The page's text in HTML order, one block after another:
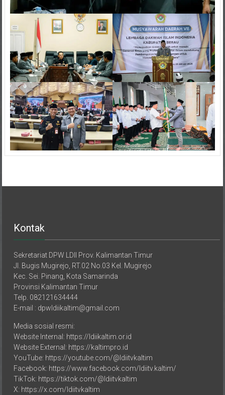
Jl. Bugis Mugirejo, RT.02 No.03 Kel. Mugirejo
Kec. Sei. Pinang, Kota Samarinda
Provinsi Kalimantan Timur
Telp. 082121634444
E-mail : dpwldiikaltim@gmail.com
Website Internal: https://ldiikaltim.or.id
Website External: https://kaltimpro.id
YouTube: https://youtube.com/@ldiitvkaltim
Facebook: https://www.facebook.com/ldiitv.kaltim/
TikTok: https://tiktok.com/@ldiitvkaltim
X: https://x.com/ldiitvkaltim
Instagram: https://instagram.com/ldiitvkaltim